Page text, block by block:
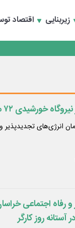
زیربنایی اقتصاد
تخصصی در شهر
تخصصی در شهر
مگاواتی شرکت آلومینای ایران
انرژی‌های تجدیدپذیر
و رفاه اجتماعی
آستانه روز کارگر